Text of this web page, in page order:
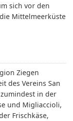
sich vor den
Mittelmeerküste
Ziegen
des Vereins San
in der
und Migliaccioli,
Frischkäse,